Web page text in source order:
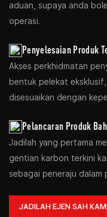
aduan, supaya anda
operasi.
Penyelesaian Produk
Akses perkhidmatan
bentuk pelekat
disesuaikan dengan
Pelancaran Produk
Jadilah yang pertama
gentian karbon terkini
sebagai peneraju dalam
JADILAH EJEN SAH